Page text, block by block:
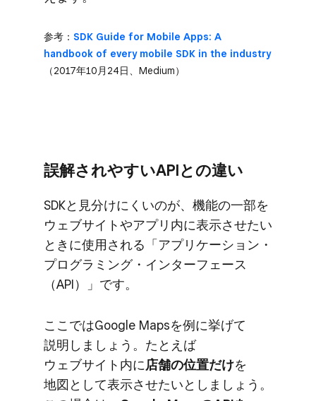
参考： SDK Guide for Mobile Apps: A
handbook of every mobile SDK in the industry
（2017年10月24日、​Medium）
誤解されやすい​APIとの​違い
SDKと​見分けにくいのが、​機能の​一部を​
ウェブサイトや​アプリ内に​表示させたい​
ときに​使用される​「アプリケーション・
プログラミング・インターフェース​
（API）」です。
ここでは​Google Mapsを​例に​挙げて​
説明しましょう。​たとえば​
ウェブサイト内に​店舗の​位置だけを​
地図と​して​表示させたいとしましょう。​